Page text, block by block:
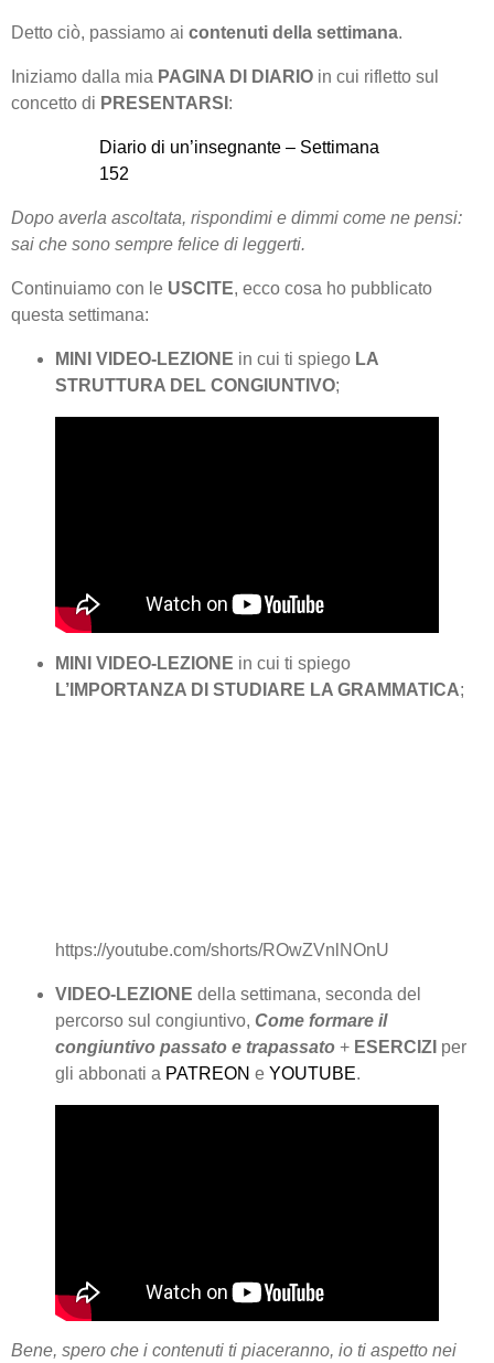
Detto ciò, passiamo ai contenuti della settimana.
Iniziamo dalla mia PAGINA DI DIARIO in cui rifletto sul
concetto di PRESENTARSI :
Diario di un’insegnante – Settimana
152
Dopo averla ascoltata, rispondimi e dimmi come ne pensi:
sai che sono sempre felice di leggerti.
Continuiamo con le USCITE, ecco cosa ho pubblicato
questa settimana:
MINI VIDEO-LEZIONE in cui ti spiego LA
STRUTTURA DEL CONGIUNTIVO;
MINI VIDEO-LEZIONE in cui ti spiego
L’IMPORTANZA DI STUDIARE LA GRAMMATICA;
https://youtube.com/shorts/ROwZVnlNOnU
VIDEO-LEZIONE della settimana, seconda del
percorso sul congiuntivo, Come formare il
congiuntivo passato e trapassato + ESERCIZI per
gli abbonati a PATREON e YOUTUBE.
Bene, spero che i contenuti ti piaceranno, io ti aspetto nei